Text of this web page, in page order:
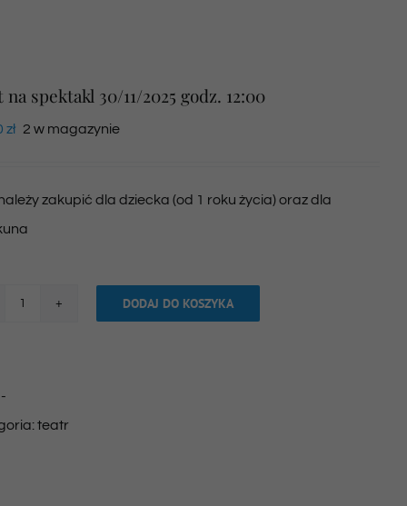
na spektakl 30/11/2025 godz. 12:00
zł 2 w magazynie
zakupić dla dziecka (od 1 roku życia) oraz dla
30/11/2025
DODAJ DO KOSZYKA
-
teatr